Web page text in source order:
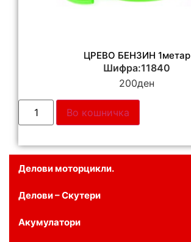
Делови моторцикли.
Делови – Скутери
Акумулатори
ЦРЕВО БЕНЗИН 1метар
Шифра:11840
200ден
Во кошничка